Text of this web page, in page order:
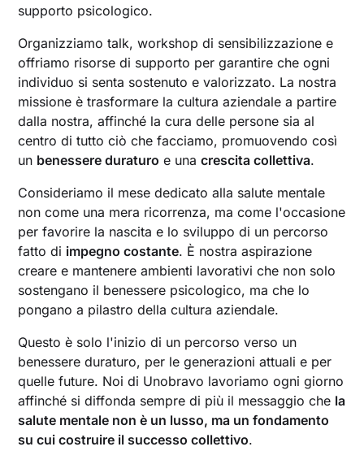
supporto psicologico.
Organizziamo talk, workshop di sensibilizzazione e
offriamo risorse di supporto per garantire che ogni
individuo si senta sostenuto e valorizzato. La nostra
missione è trasformare la cultura aziendale a partire
dalla nostra, affinché la cura delle persone sia al
centro di tutto ciò che facciamo, promuovendo così
un benessere duraturo e unacrescita collettiva.
Consideriamo il mese dedicato alla salute mentale
non come una mera ricorrenza, ma come l'occasione
per favorire la nascita e lo sviluppo di un percorso
fatto di impegno costante. È nostra aspirazione
creare e mantenere ambienti lavorativi che non solo
sostengano il benessere psicologico, ma che lo
pongano a pilastro della cultura aziendale.
Questo è solo l'inizio di un percorso verso un
benessere duraturo, per le generazioni attuali e per
quelle future. Noi di Unobravo lavoriamo ogni giorno
affinché si diffonda sempre di più il messaggio che la
salute mentale non è un lusso, ma un fondamento
su cui costruire il successo collettivo.